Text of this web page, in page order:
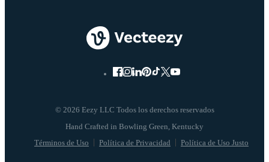
© 2026 Eezy LLC Todos los derechos reservados
Términos de Uso Política de Privacidad Política de Uso Justo